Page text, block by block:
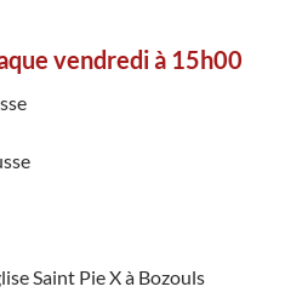
vendredi à 15h00
Saint Pie X à Bozouls